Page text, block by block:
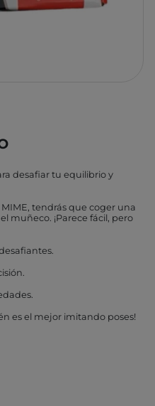
desafiar tu equilibrio y
tendrás que coger una
muñeco. ¡Parece fácil, pero
es el mejor imitando poses!